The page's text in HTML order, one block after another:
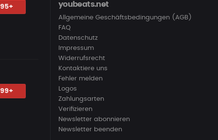
youbeats.net
Allgemeine Geschäftsbedingungen (AGB)
FAQ
Datenschutz
Impressum
Widerrufsrecht
Kontaktiere uns
Fehler melden
Logos
Zahlungsarten
Verifizieren
Newsletter abonnieren
Newsletter beenden